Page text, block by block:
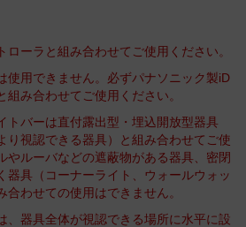
ーラと組み合わせてご使用ください。
用できません。必ずパナソニック製iD
組み合わせてご使用ください。
バーは直付露出型・埋込開放型器具
り視認できる器具）と組み合わせてご使
やルーバなどの遮蔽物がある器具、密閉
器具（コーナーライト、ウォールウォッ
合わせての使用はできません。
器具全体が視認できる場所に水平に設